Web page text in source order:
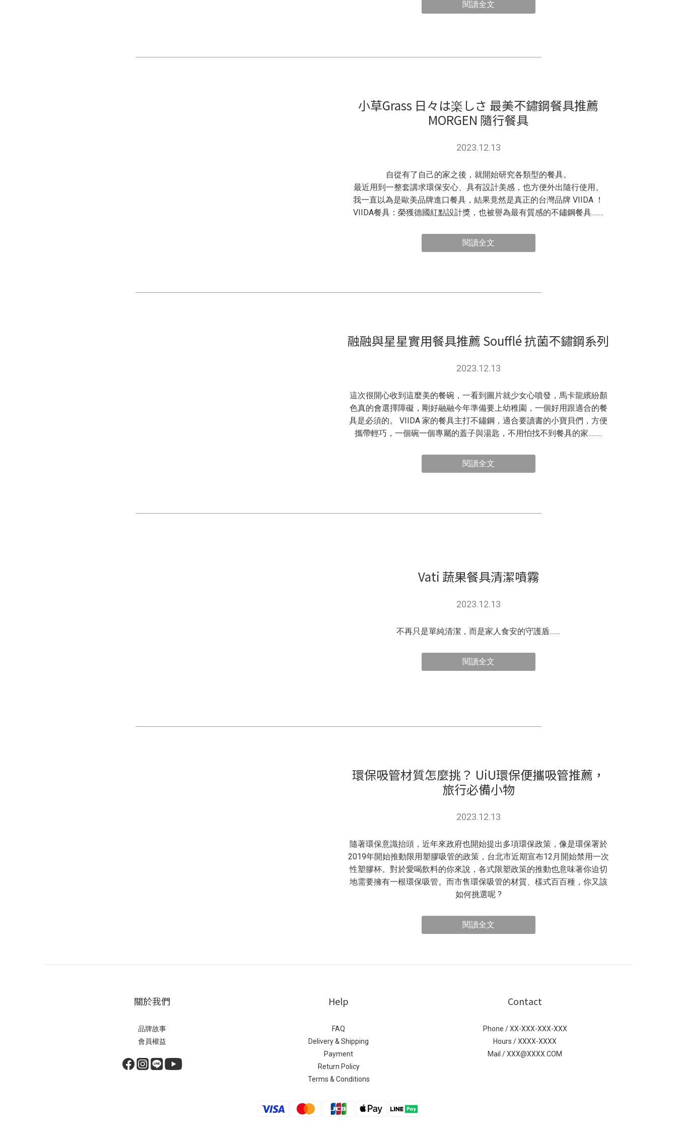
閱讀全文
小草Grass 日々は楽しさ 最美不鏽鋼餐具推薦
MORGEN 隨行餐具
2023.12.13
自從有了自己的家之後，就開始研究各類型的餐具。
最近用到一整套講求環保安心、具有設計美感，也方便外出隨行使用。
我一直以為是歐美品牌進口餐具，結果竟然是真正的台灣品牌 VIIDA ！
VIIDA餐具：榮獲德國紅點設計獎，也被譽為最有質感的不鏽鋼餐具........
閱讀全文
融融與星星實用餐具推薦 Soufflé 抗菌不鏽鋼系列
2023.12.13
這次很開心收到這麼美的餐碗，一看到圖片就少女心噴發，馬卡龍繽紛顏
色真的會選擇障礙，剛好融融今年準備要上幼稚園，一個好用跟適合的餐
具是必須的。 VIIDA 家的餐具主打不鏽鋼，適合要讀書的小寶貝們，方便
攜帶輕巧，一個碗一個專屬的蓋子與湯匙，不用怕找不到餐具的家.........
閱讀全文
Vati 蔬果餐具清潔噴霧
2023.12.13
不再只是單純清潔，而是家人食安的守護盾.......
閱讀全文
環保吸管材質怎麼挑？ UiU環保便攜吸管推薦，
旅行必備小物
2023.12.13
隨著環保意識抬頭，近年來政府也開始提出多項環保政策，像是環保署於
2019年開始推動限用塑膠吸管的政策，台北市近期宣布12月開始禁用一次
性塑膠杯。對於愛喝飲料的你來說，各式限塑政策的推動也意味著你迫切
地需要擁有一根環保吸管。而市售環保吸管的材質、樣式百百種，你又該
如何挑選呢 ?
閱讀全文
關於我們
品牌故事
會員權益
Help
FAQ
Delivery & Shipping
Payment
Return Policy
Terms & Conditions
Contact
Phone / XX-XXX-XXX-XXX
Hours / XXXX-XXXX
Mail / XXX@XXXX.COM